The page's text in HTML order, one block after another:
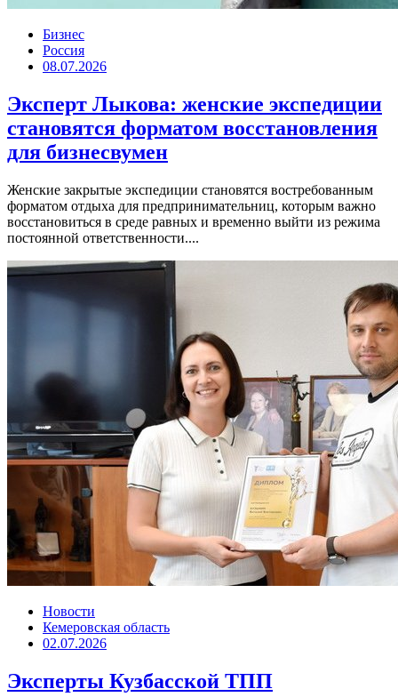
Бизнес
Россия
08.07.2026
Эксперт Лыкова: женские экспедиции
становятся форматом восстановления
для бизнесвумен
Женские закрытые экспедиции становятся востребованным
форматом отдыха для предпринимательниц, которым важно
восстановиться в среде равных и временно выйти из режима
постоянной ответственности....
Новости
Кемеровская область
02.07.2026
Эксперты Кузбасской ТПП